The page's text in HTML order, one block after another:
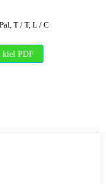
T / T, L / C
kiel PDF